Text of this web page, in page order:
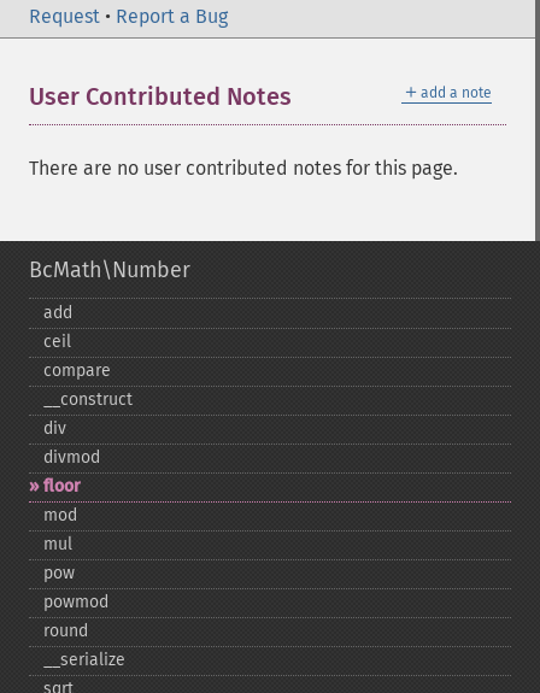
Request • Report a Bug
＋ add a note
User Contributed Notes
There are no user contributed notes for this page.
BcMath\Number
add
ceil
compare
_​_​construct
div
divmod
floor
mod
mul
pow
powmod
round
_​_​serialize
sqrt